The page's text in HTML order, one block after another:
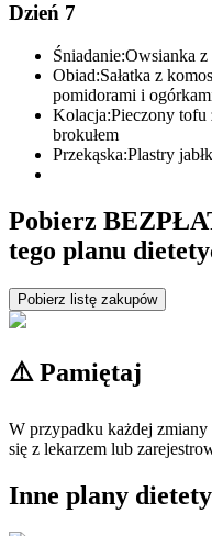
Dzień 7
Śniadanie:Owsianka z
Obiad:Sałatka z
pomidorami i
Kolacja:Pieczony
brokułem
Przekąska:Plastry
Pobierz
tego planu
Pobierz listę zakupów
⚠️ Pamiętaj
W przypadku każdej zmiany
się z lekarzem lub
Inne plany